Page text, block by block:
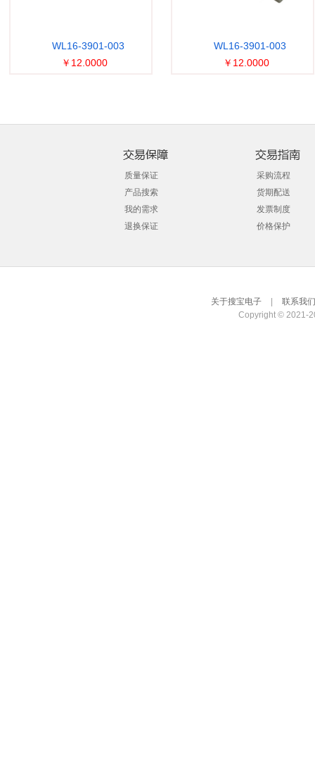
WL16-3901-003
￥12.0000
WL16-3901-003
￥12.0000
质量保证
产品搜索
我的需求
退换保证
采购流程
货期配送
发票制度
价格保护
关于搜宝电子
联系我们
Copyright © 2021-